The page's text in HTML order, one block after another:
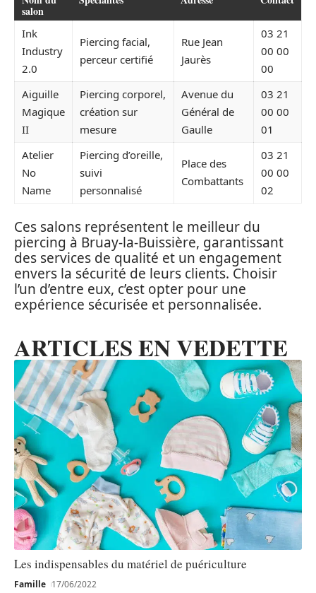
salon
Ink
Industry
2.0
Piercing facial,
perceur certifié
Rue Jean
Jaurès
03 21
00 00
00
Aiguille
Magique
II
Piercing corporel,
création sur
mesure
Avenue du
Général de
Gaulle
03 21
00 00
01
Atelier
No
Name
Piercing d’oreille,
suivi
personnalisé
Place des
Combattants
03 21
00 00
02
Ces salons représentent le meilleur du
piercing à Bruay-la-Buissière, garantissant
des services de qualité et un engagement
envers la sécurité de leurs clients. Choisir
l’un d’entre eux, c’est opter pour une
expérience sécurisée et personnalisée.
ARTICLES EN VEDETTE
Les indispensables du matériel de puériculture
Famille 17/06/2022